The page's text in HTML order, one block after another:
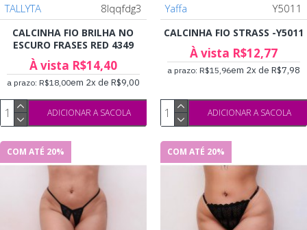
TALLYTA 8lqqfdg3
CALCINHA FIO BRILHA NO
ESCURO FRASES RED 4349
À vista R$14,40
a prazo: R$18,00em 2x de R$9,00
ADICIONAR A SACOLA
Yaffa Y5011
CALCINHA FIO STRASS -Y5011
À vista R$12,77
a prazo: R$15,96em 2x de R$7,98
ADICIONAR A SACOLA
COM ATÉ 20% COM ATÉ 20%